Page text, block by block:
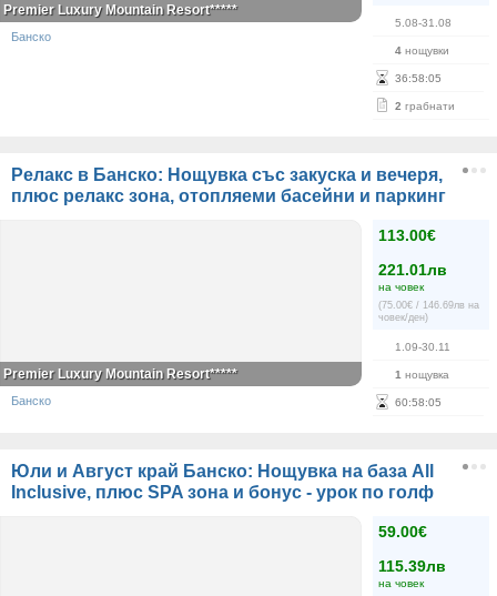
5.08-31.08
4 нощувки
36:58:05
2 грабнати
Premier Luxury Mountain Resort*****
Банско
Релакс в Банско: Нощувка със закуска и вечеря,
плюс релакс зона, отопляеми басейни и паркинг
113.00€
221.01лв
на човек
(75.00€ / 146.69лв на
човек/ден)
1.09-30.11
1 нощувка
60:58:05
Premier Luxury Mountain Resort*****
Банско
Юли и Август край Банско: Нощувка на база All
Inclusive, плюс SPA зона и бонус - урок по голф
59.00€
115.39лв
на човек